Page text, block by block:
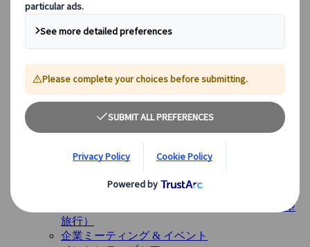
ヨーロッパ以外のデスティネーション
アメリカ
カナダ
オーストラリア
サービス
サービス
多様なサービスと専門チームが、お客様の旅のすべて
概要を見る
レジャー旅行グループ
スペシャルインタレストトラベル <br>（目的型
旅行）
企業ミーティング & イベント